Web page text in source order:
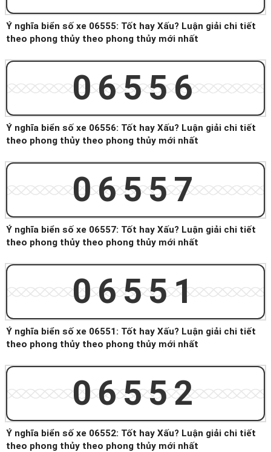
Ý nghĩa biển số xe 06555: Tốt hay Xấu? Luận giải chi tiết
theo phong thủy theo phong thủy mới nhất
06556
Ý nghĩa biển số xe 06556: Tốt hay Xấu? Luận giải chi tiết
theo phong thủy theo phong thủy mới nhất
06557
Ý nghĩa biển số xe 06557: Tốt hay Xấu? Luận giải chi tiết
theo phong thủy theo phong thủy mới nhất
06551
Ý nghĩa biển số xe 06551: Tốt hay Xấu? Luận giải chi tiết
theo phong thủy theo phong thủy mới nhất
06552
Ý nghĩa biển số xe 06552: Tốt hay Xấu? Luận giải chi tiết
theo phong thủy theo phong thủy mới nhất